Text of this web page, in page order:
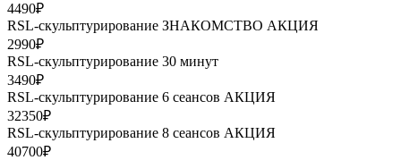
4490₽
RSL-скульптурирование ЗНАКОМСТВО АКЦИЯ
2990₽
RSL-скульптурирование 30 минут
3490₽
RSL-скульптурирование 6 сеансов АКЦИЯ
32350₽
RSL-скульптурирование 8 сеансов АКЦИЯ
40700₽